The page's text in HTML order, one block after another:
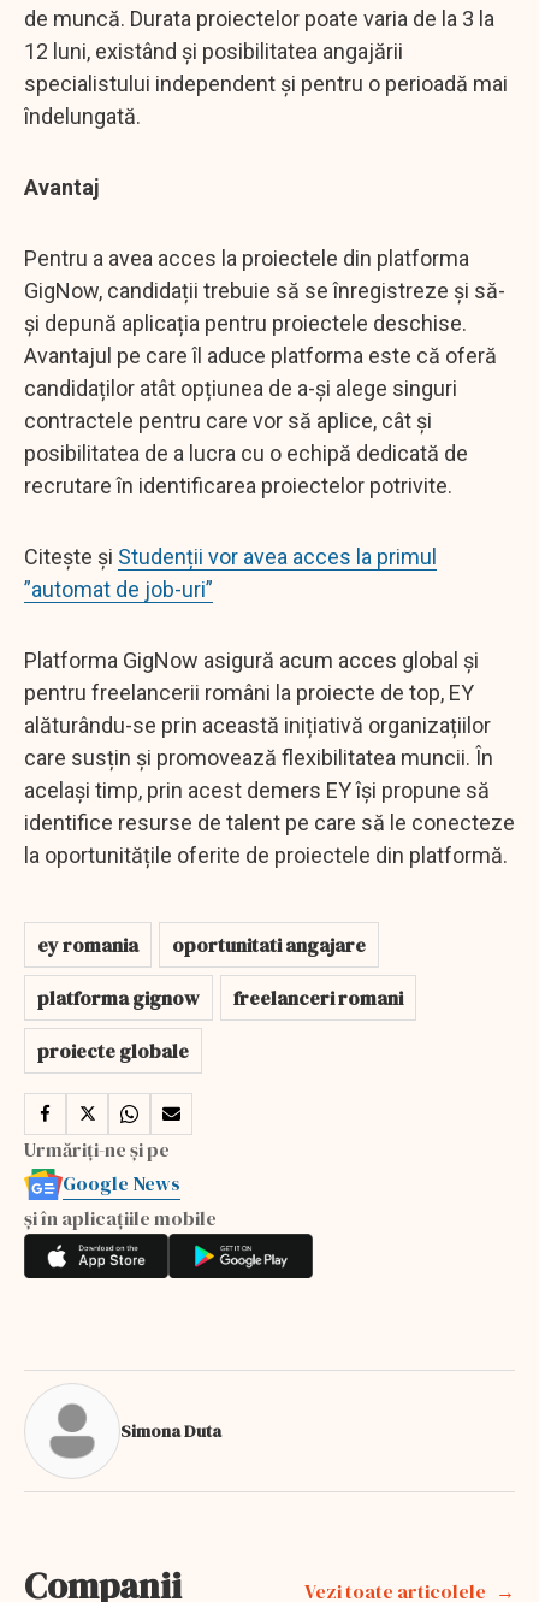
de muncă. Durata proiectelor poate varia de la 3 la
12 luni, existând și posibilitatea angajării
specialistului independent și pentru o perioadă mai
îndelungată.
Avantaj
Pentru a avea acces la proiectele din platforma
GigNow, candidații trebuie să se înregistreze și să-
și depună aplicația pentru proiectele deschise.
Avantajul pe care îl aduce platforma este că oferă
candidaților atât opțiunea de a-și alege singuri
contractele pentru care vor să aplice, cât și
posibilitatea de a lucra cu o echipă dedicată de
recrutare în identificarea proiectelor potrivite.
Citește și Studenții vor avea acces la primul
”automat de job-uri”
Platforma GigNow asigură acum acces global și
pentru freelancerii români la proiecte de top, EY
alăturându-se prin această inițiativă organizațiilor
care susțin și promovează flexibilitatea muncii. În
același timp, prin acest demers EY își propune să
identifice resurse de talent pe care să le conecteze
la oportunitățile oferite de proiectele din platformă.
ey romania
oportunitati angajare
platforma gignow
freelanceri romani
proiecte globale
Urmăriți-ne și pe
Google News
și în aplicațiile mobile
Simona Duta
Companii Vezi toate articolele